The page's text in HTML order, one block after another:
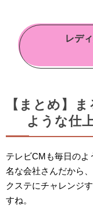
レデ
【まとめ】
ような仕
テレビCMも毎日のよ
名な会社さんだから
クステにチャレンジ
すね。